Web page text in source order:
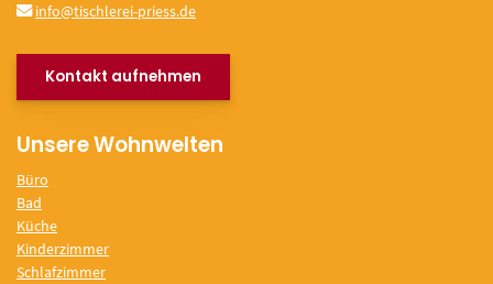
info@tischlerei-priess.de
Kontakt aufnehmen
Unsere Wohnwelten
Büro
Bad
Küche
Kinderzimmer
Schlafzimmer